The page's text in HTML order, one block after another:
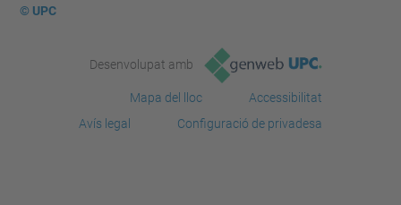
© UPC
Desenvolupat amb
Mapa del lloc
Accessibilitat
Avís legal
Configuració de privadesa